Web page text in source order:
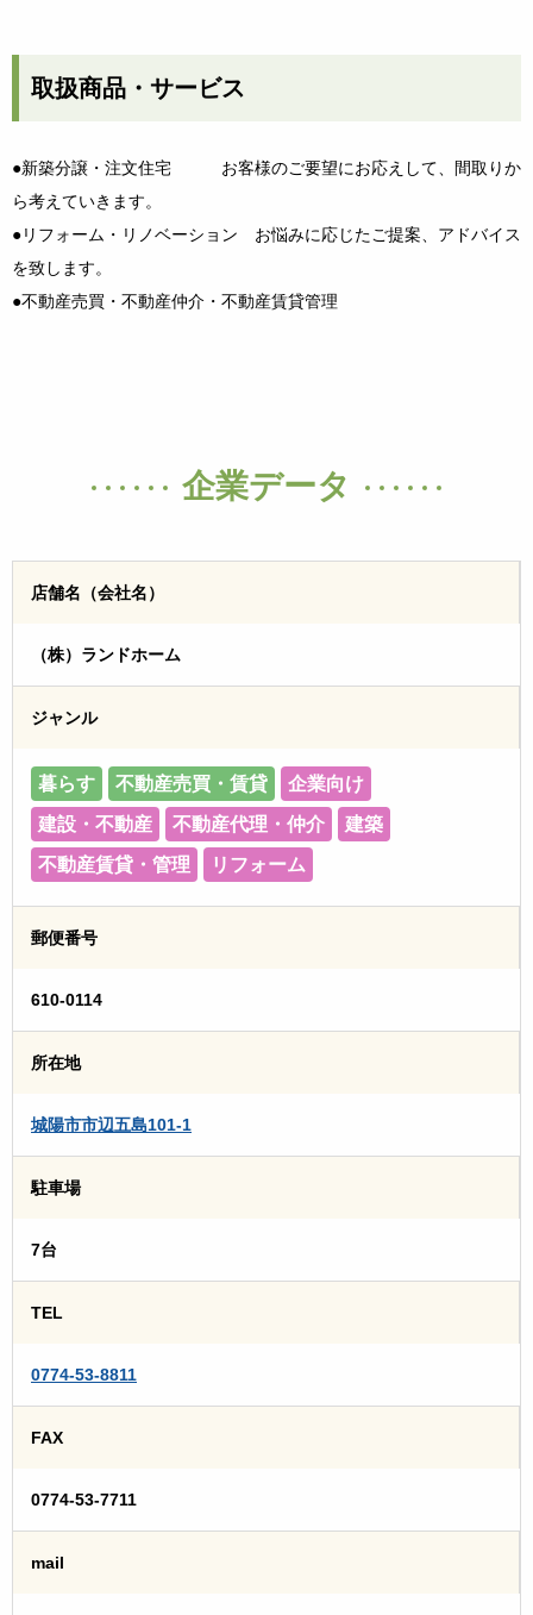
取扱商品・サービス
●新築分譲・注文住宅 お客様のご要望にお応えして、間取りか
ら考えていきます。
●リフォーム・リノベーション お悩みに応じたご提案、アドバイス
を致します。
●不動産売買・不動産仲介・不動産賃貸管理
企業データ
店舗名（会社名）
（株）ランドホーム
ジャンル
暮らす 不動産売買・賃貸
企業向け
建設・不動産
不動産代理・仲介
建築
不動産賃貸・管理
リフォーム
郵便番号
610-0114
所在地
城陽市市辺五島101-1
駐車場
7台
TEL
0774-53-8811
FAX
0774-53-7711
mail